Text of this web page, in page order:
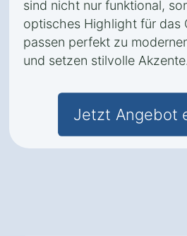
sind nicht nur funktional,
optisches Highlight für das
passen perfekt zu
und setzen stilvolle Akzente.
Jetzt Angebot